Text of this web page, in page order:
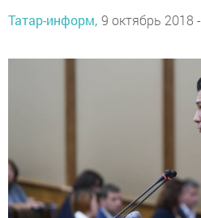
Татар-информ, 9 октябрь 2018